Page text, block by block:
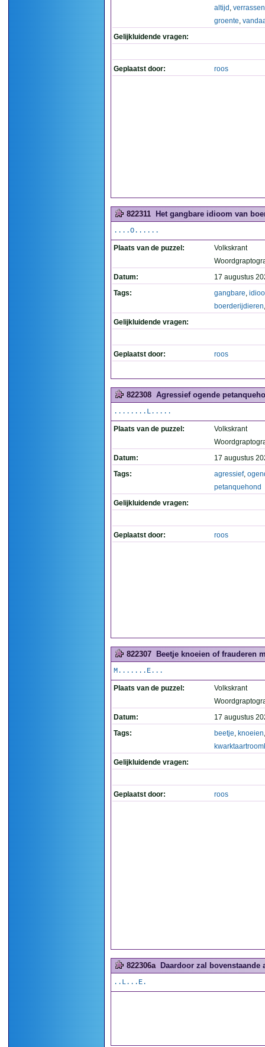
altijd ,
groente,
Gelijkluidende vragen:
Geplaatst door: roos
822311 Het gangbare idioom van
....O......
Plaats van de puzzel:
Volkskrant
Datum:
17 augustus
Tags:
gangbare,
boerderijdieren
Gelijkluidende vragen:
Geplaatst door: roos
822308 Agressief ogende
........L.....
Plaats van de puzzel:
Volkskrant
Datum:
17 augustus
Tags:
agressief,
petanquehond
Gelijkluidende vragen:
Geplaatst door: roos
822307 Beetje knoeien of frauderen
M.......E...
Plaats van de puzzel:
Volkskrant
Datum:
17 augustus
Tags:
beetje, knoeien
Gelijkluidende vragen:
Geplaatst door: roos
822306a Daardoor zal bovenstaande
..L...E.